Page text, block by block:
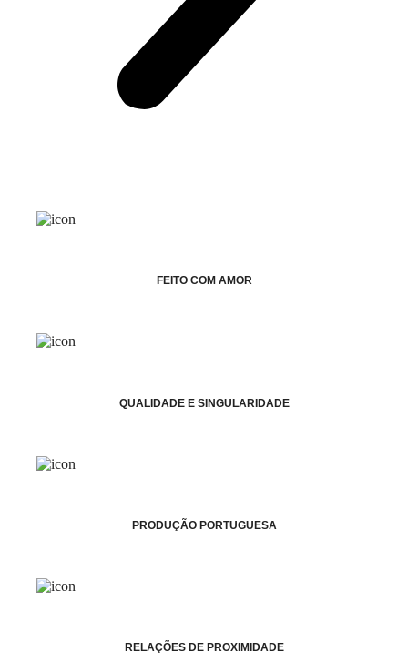
FEITO COM AMOR
QUALIDADE E SINGULARIDADE
PRODUÇÃO PORTUGUESA
RELAÇÕES DE PROXIMIDADE